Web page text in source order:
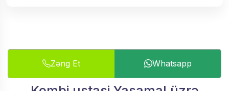
Zəng Et Whatsapp